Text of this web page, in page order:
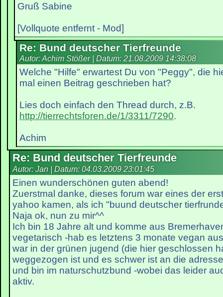
Gruß Sabine
[Vollquote entfernt - Mod]
Re: Bund deutscher Tierfreunde
Autor: Achim Stößer | Datum: 21.08.2009 14:38:08
Welche "Hilfe" erwartest Du von "Peggy", die
mal einen Beitrag geschrieben hat?
Lies doch einfach den Thread durch, z.B.
http://tierrechtsforen.de/1/3311/7290.
Achim
Re: Bund deutscher Tierfreunde
Autor: Jan | Datum: 04.03.2009 23:01:45
Einen wunderschönen guten abend!
Zuerstmal danke, dieses forum war eines der
yahoo kamen, als ich "buund deutscher
Naja ok, nun zu mir^^
Ich bin 18 Jahre alt und komme aus
vegetarisch -hab es letztens 3 monate vegan
war in der grünen jugend (die hier geschlossen
weggezogen ist und es schwer ist an die
und bin im naturschutzbund -wobei das leider
aktiv.